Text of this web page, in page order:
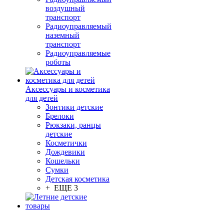
воздушный
транспорт
Радиоуправляемый
наземный
транспорт
Радиоуправляемые
роботы
Аксессуары и косметика
для детей
Зонтики детские
Брелоки
Рюкзаки, ранцы
детские
Косметички
Дождевики
Кошельки
Сумки
Детская косметика
+ ЕЩЕ 3